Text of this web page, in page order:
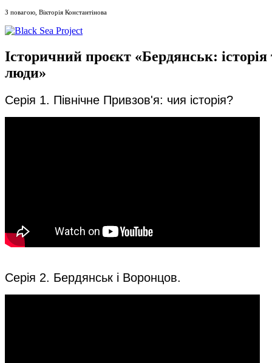
З повагою, Вікторія Константінова
Історичний проєкт «Бердянськ: історія
люди»
Серія 1. Північне Привзов'я: чия історія?
Серія 2. Бердянськ і Воронцов.